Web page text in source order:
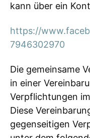
kann über ein
https://
7946302970
Die gemeinsame
in einer
Verpflichtungen
Diese
gegenseitigen